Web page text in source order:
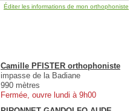
Éditer les informations de mon orthophoniste
Camille PFISTER orthophoniste
impasse de la Badiane
990 mètres
Fermée, ouvre lundi à 9h00